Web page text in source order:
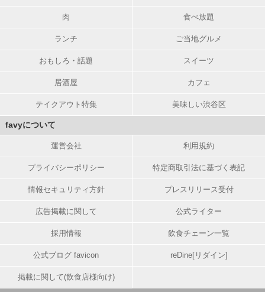
肉 食べ放題
ランチ ご当地グルメ
おもしろ・話題 スイーツ
居酒屋 カフェ
テイクアウト特集 美味しい渋谷区
favyについて
運営会社 利用規約
プライバシーポリシー 特定商取引法に基づく表記
情報セキュリティ方針 プレスリリース受付
広告掲載に関して 公式ライター
採用情報 飲食チェーン一覧
公式ブログ favicon reDine[リダイン]
掲載に関して(飲食店様向け)